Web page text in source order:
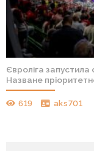
Євроліга
Назване
619 aks701